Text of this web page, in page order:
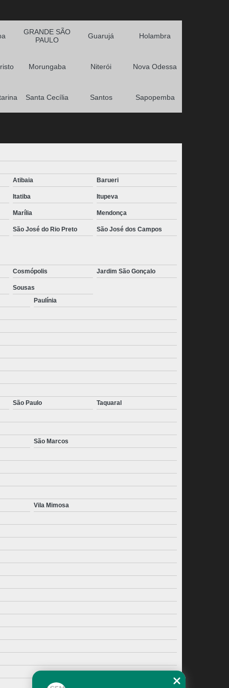
GRANDE SÃO
PAULO
Guarujá Holambra
Morungaba Niterói Nova Odessa
Santa Cecília Santos Sapopemba
Atibaia Barueri
Itatiba Itupeva
Marília Mendonça
São José do Rio Preto São José dos Campos
Cosmópolis Jardim São Gonçalo
Sousas
Paulínia
São Paulo
Taquaral
São Marcos
Vila Mimosa